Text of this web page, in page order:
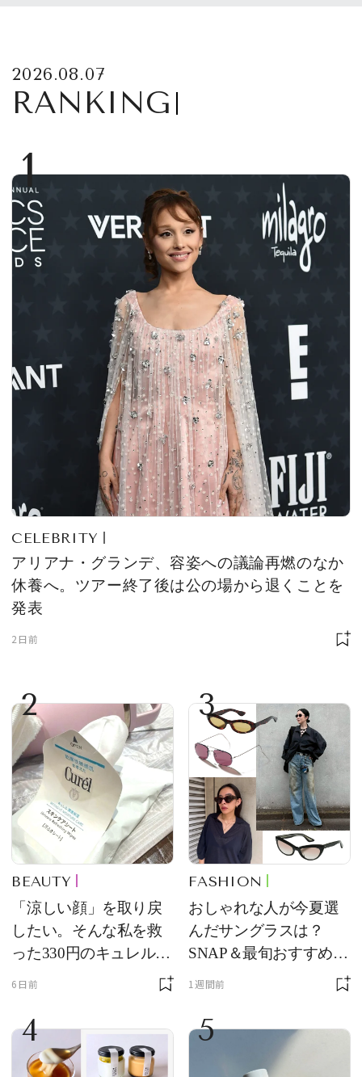
2026.08.07
RANKING
1
CELEBRITY
アリアナ・グランデ、容姿への議論再燃のなか
休養へ。ツアー終了後は公の場から退くことを
発表
2日前
2
BEAUTY
「涼しい顔」を取り戻
したい。そんな私を救
った330円のキュレル名
6日前
3
FASHION
おしゃれな人が今夏選
んだサングラスは？
SNAP＆最旬おすすめサ
1週間前
4 5